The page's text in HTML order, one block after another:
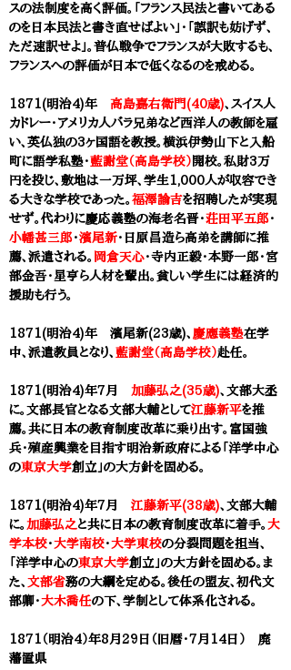
スの法制度を高く評価。「フランス民法と書いてある
のを日本民法と書き直せばよい」・「誤訳も妨げず、
ただ速訳せよ」。普仏戦争でフランスが大敗するも、
フランスへの評価が日本で低くなるのを戒める。​
1871(明治4)年 高島嘉右衛門(40歳)、スイス人
カドレー・アメリカ人バラ兄弟など西洋人の教師を雇
い、英仏独の3ヶ国語を教授。横浜伊勢山下と入船
町に語学私塾・藍謝堂（高島学校） 開校。私財3万
円を投じ、敷地は一万坪、学生1,000人が収容でき
る大きな学校であった。 福澤諭吉を招聘したが実現
せず。代わりに慶応義塾の海老名晋・荘田平五郎・
小幡甚三郎・濱尾新・日原昌造ら高弟を講師に推
薦、派遣される。 岡倉天心・寺内正毅・本野一郎・宮
部金吾・星亨ら人材を輩出。貧しい学生には経済的
援助も行う。
1871(明治4)年 濱尾新(23歳)、 慶應義塾在学
中、派遣教員となり、 藍謝堂（高島学校）赴任。
1871(明治4)年7月 加藤弘之(35歳)、文部大丞
に。 文部長官となる文部大輔として江藤新平を推
薦。共に日本の教育制度改革に乗り出す。富国強
兵・殖産興業を目指す明治新政府による「 洋学中心
の東京大学創立」の大方針を固める。
1871(明治4)年7月 江藤新平(38歳)、 文部大輔
に。 加藤弘之と共に日本の教育制度改革に着手。 大
学本校・大学南校・大学東校の分裂問題を担当、
「 洋学中心の東京大学創立」の大方針を固める。ま
た、 文部省務の大綱を定める。後任の盟友、初代文
部卿・大木喬任の下、学制として体系化される。
1871（明治4）年8月29日（旧暦・7月14日） 廃
藩置県